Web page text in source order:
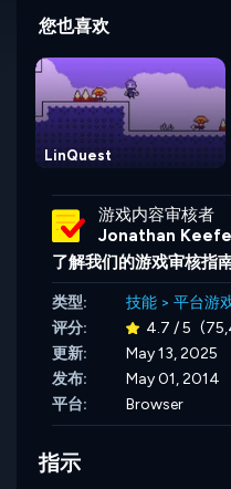
您也喜欢
LinQuest
游戏内容审核者
Jonathan
了解我们的游戏审核指
类型: 技能 > 平台游
评分:
4.7 / 5
更新:
May 13, 2025
发布:
May 01, 2014
平台:
Browser
指示